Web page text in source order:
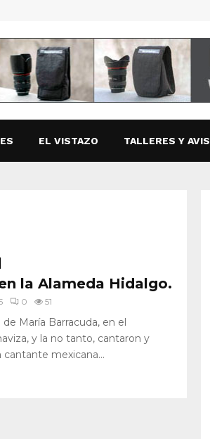
EL VISTAZO TALLERES Y
la Alameda Hidalgo.
0 51
María Barracuda, en el
y la no tanto, cantaron y
mexicana...